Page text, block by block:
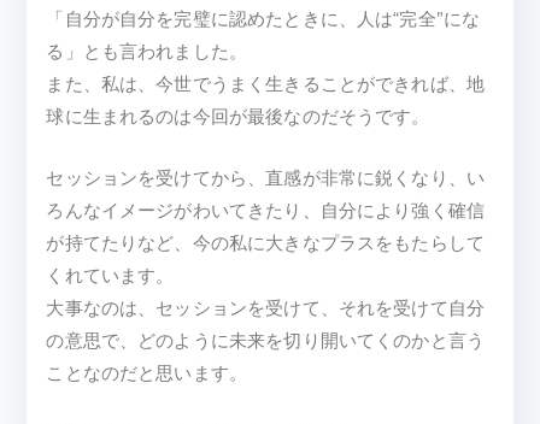
「自分が自分を完璧に認めたときに、人は“完全”にな
る」とも言われました。
また、私は、今世でうまく生きることができれば、地
球に生まれるのは今回が最後なのだそうです。
セッションを受けてから、直感が非常に鋭くなり、い
ろんなイメージがわいてきたり、自分により強く確信
が持てたりなど、今の私に大きなプラスをもたらして
くれています。
大事なのは、セッションを受けて、それを受けて自分
の意思で、どのように未来を切り開いてくのかと言う
ことなのだと思います。